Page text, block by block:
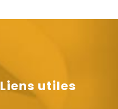
Liens utiles